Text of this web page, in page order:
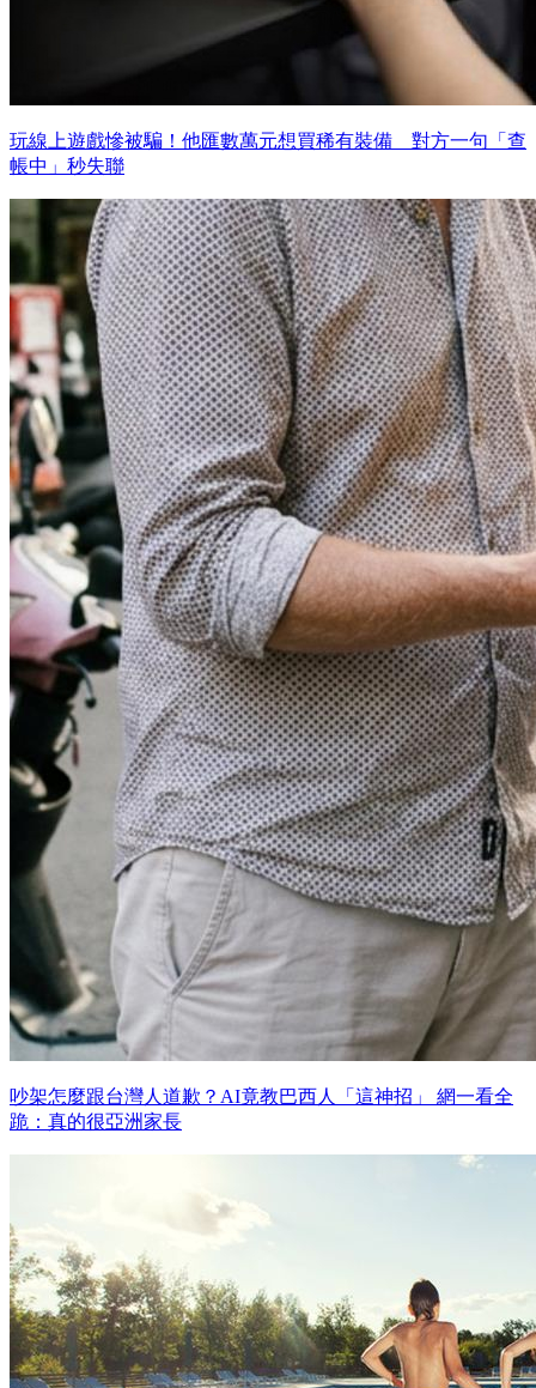
玩線上遊戲慘被騙！他匯數萬元想買稀有裝備 對方一句「查
帳中」秒失聯
吵架怎麼跟台灣人道歉？AI竟教巴西人「這神招」 網一看全
跪：真的很亞洲家長